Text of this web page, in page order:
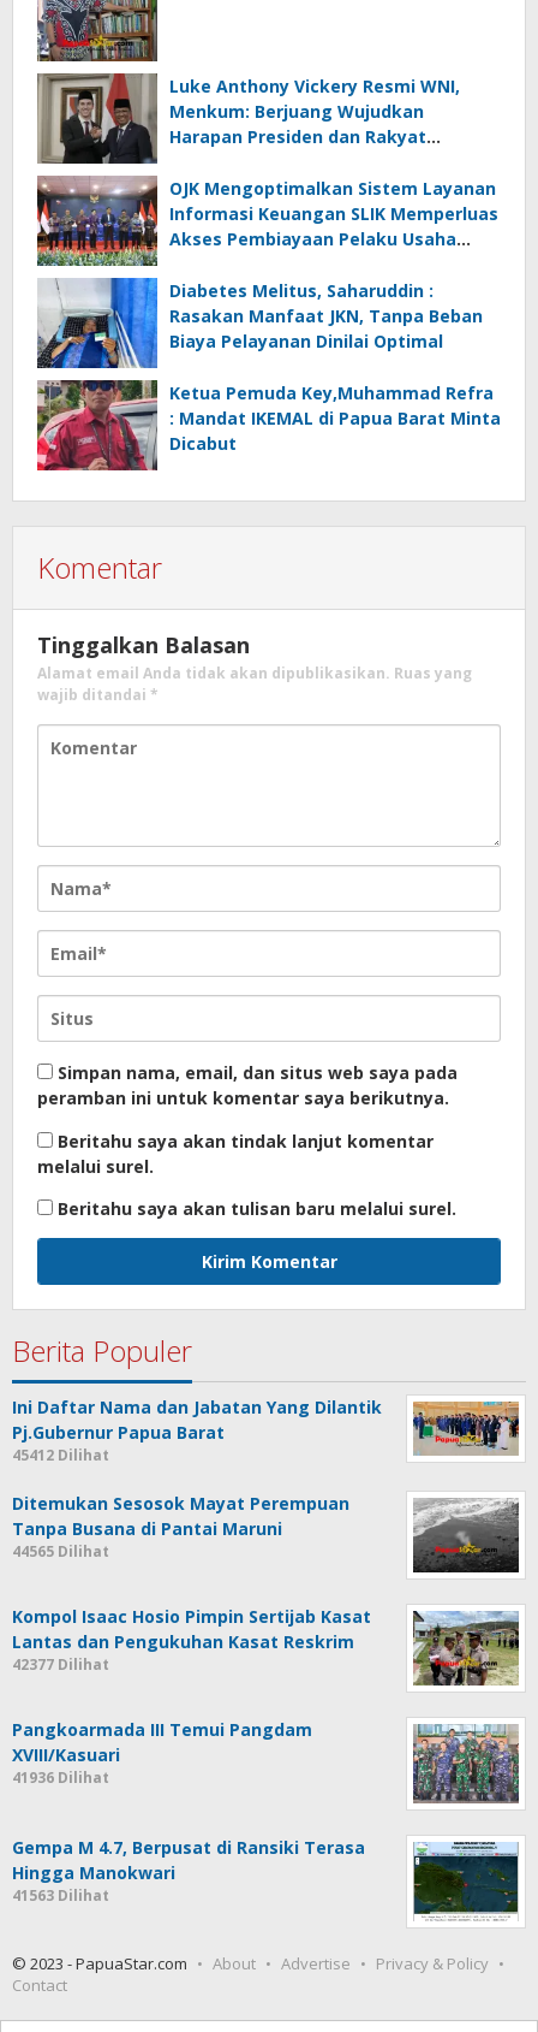
Luke Anthony Vickery Resmi WNI,
Menkum: Berjuang Wujudkan
Harapan Presiden dan Rakyat
OJK Mengoptimalkan Sistem Layanan
Informasi Keuangan SLIK Memperluas
Akses Pembiayaan Pelaku Usaha
Diabetes Melitus, Saharuddin :
Rasakan Manfaat JKN, Tanpa Beban
Biaya Pelayanan Dinilai Optimal
Ketua Pemuda Key,Muhammad Refra
: Mandat IKEMAL di Papua Barat Minta
Dicabut
Komentar
Tinggalkan Balasan
Alamat email Anda tidak akan dipublikasikan. Ruas yang
wajib ditandai *
Simpan nama, email, dan situs web saya pada
peramban ini untuk komentar saya berikutnya.
Beritahu saya akan tindak lanjut komentar
melalui surel.
Beritahu saya akan tulisan baru melalui surel.
Berita Populer
Ini Daftar Nama dan Jabatan Yang Dilantik
Pj.Gubernur Papua Barat
45412 Dilihat
Ditemukan Sesosok Mayat Perempuan
Tanpa Busana di Pantai Maruni
44565 Dilihat
Kompol Isaac Hosio Pimpin Sertijab Kasat
Lantas dan Pengukuhan Kasat Reskrim
42377 Dilihat
Pangkoarmada III Temui Pangdam
XVIII/Kasuari
41936 Dilihat
Gempa M 4.7, Berpusat di Ransiki Terasa
Hingga Manokwari
41563 Dilihat
© 2023 - PapuaStar.com About Advertise
Privacy & Policy
Contact